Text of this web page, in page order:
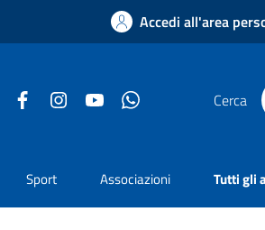
Accedi all'area
Facebook InstagramYouTube Cerca
Sport Associazioni Tutti gli